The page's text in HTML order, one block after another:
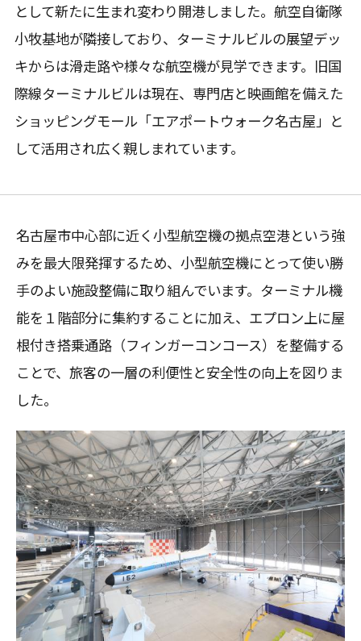
として新たに生まれ変わり開港しました。航空自衛隊
小牧基地が隣接しており、ターミナルビルの展望デッ
キからは滑走路や様々な航空機が見学できます。旧国
際線ターミナルビルは現在、専門店と映画館を備えた
ショッピングモール「エアポートウォーク名古屋」と
して活用され広く親しまれています。
名古屋市中心部に近く小型航空機の拠点空港という強
みを最大限発揮するため、小型航空機にとって使い勝
手のよい施設整備に取り組んでいます。ターミナル機
能を１階部分に集約することに加え、エプロン上に屋
根付き搭乗通路（フィンガーコンコース）を整備する
ことで、旅客の一層の利便性と安全性の向上を図りま
した。